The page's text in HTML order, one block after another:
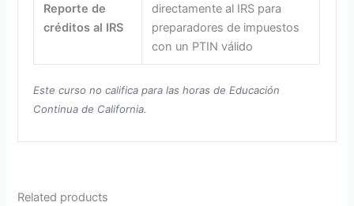
Reporte de
créditos al IRS
directamente al IRS para
preparadores de impuestos
con un PTIN válido
Este curso no califica para las horas de Educación
Continua de California.
Related products